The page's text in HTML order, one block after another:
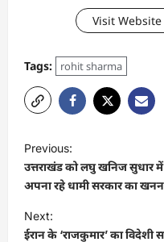
Visit Website
Tags: rohit sharma
Previous:
उत्तराखंड को लघु खनिज सुधार
अपना रहे धामी सरकार का
Next:
ईरान के ‘राजकुमार’ का